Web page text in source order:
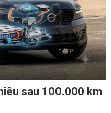
sau 100.000 km